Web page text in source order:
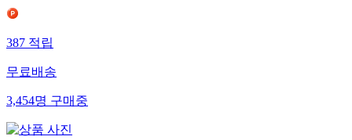
387적립
무료배송
3,454명구매중